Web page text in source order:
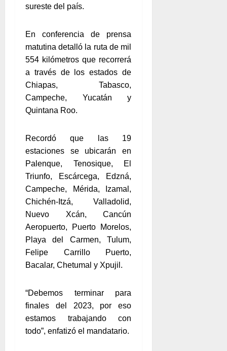
sureste del país.
En conferencia de prensa
matutina detalló la ruta de mil
554 kilómetros que recorrerá
a través de los estados de
Chiapas, Tabasco,
Campeche, Yucatán y
Quintana Roo.
Recordó que las 19
estaciones se ubicarán en
Palenque, Tenosique, El
Triunfo, Escárcega, Edzná,
Campeche, Mérida, Izamal,
Chichén-Itzá, Valladolid,
Nuevo Xcán, Cancún
Aeropuerto, Puerto Morelos,
Playa del Carmen, Tulum,
Felipe Carrillo Puerto,
Bacalar, Chetumal y Xpujil.
“Debemos terminar para
finales del 2023, por eso
estamos trabajando con
todo”, enfatizó el mandatario.